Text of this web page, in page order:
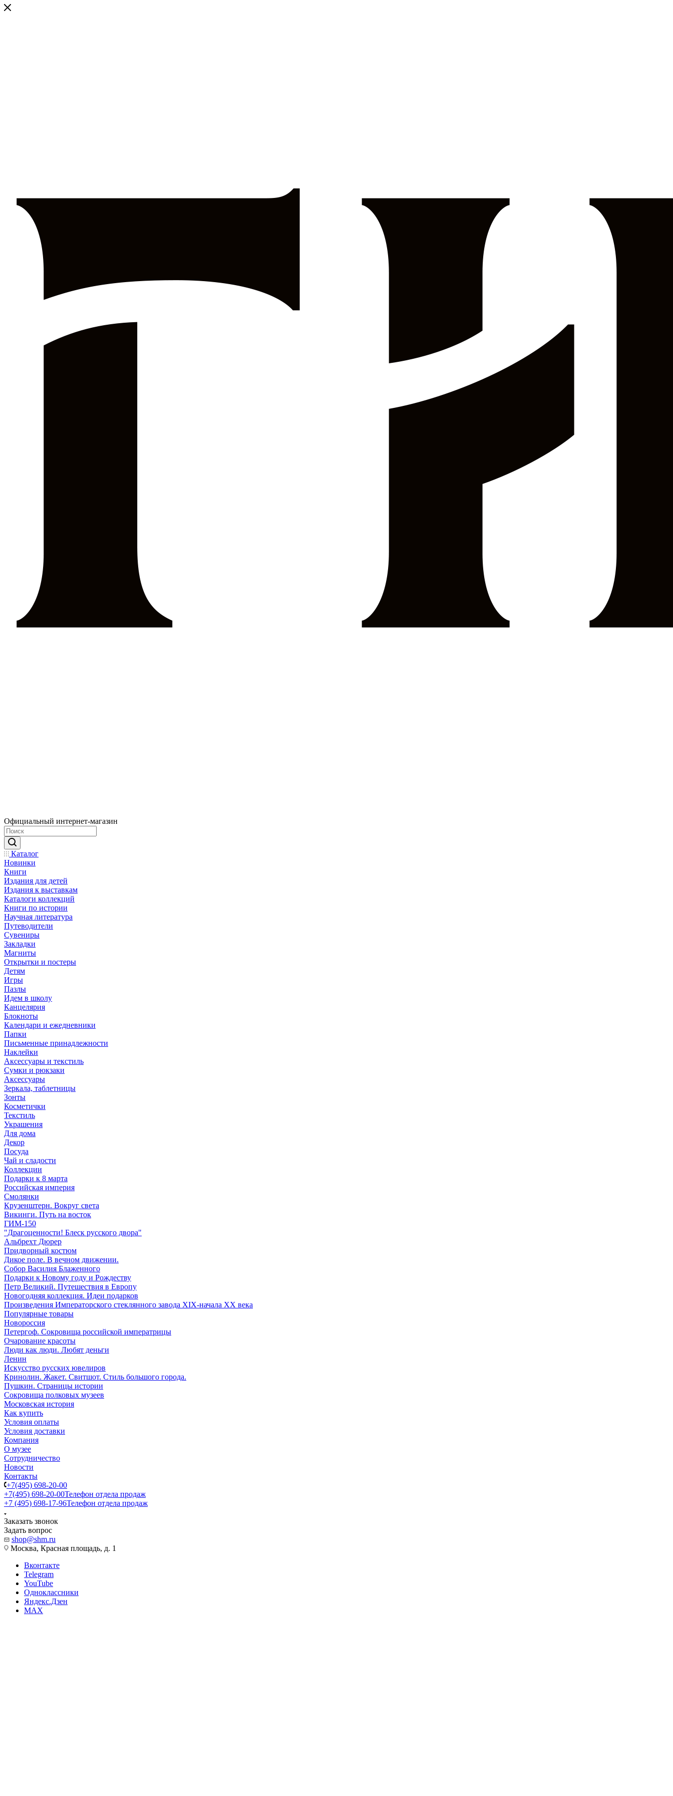
Официальный интернет-магазин
Каталог
Новинки
Книги
Издания для детей
Издания к выставкам
Каталоги коллекций
Книги по истории
Научная литература
Путеводители
Сувениры
Закладки
Магниты
Открытки и постеры
Детям
Игры
Пазлы
Идем в школу
Канцелярия
Блокноты
Календари и ежедневники
Папки
Письменные принадлежности
Наклейки
Аксессуары и текстиль
Сумки и рюкзаки
Аксессуары
Зеркала, таблетницы
Зонты
Косметички
Текстиль
Украшения
Для дома
Декор
Посуда
Чай и сладости
Коллекции
Подарки к 8 марта
Российская империя
Смолянки
Крузенштерн. Вокруг света
Викинги. Путь на восток
ГИМ-150
"Драгоценности! Блеск русского двора"
Альбрехт Дюрер
Придворный костюм
Дикое поле. В вечном движении.
Собор Василия Блаженного
Подарки к Новому году и Рождеству
Петр Великий. Путешествия в Европу
Новогодняя коллекция. Идеи подарков
Произведения Императорского стеклянного завода XIX-начала XX века
Популярные товары
Новороссия
Петергоф. Сокровища российской императрицы
Очарование красоты
Люди как люди. Любят деньги
Ленин
Искусство русских ювелиров
Кринолин. Жакет. Свитшот. Стиль большого города.
Пушкин. Страницы истории
Сокровища полковых музеев
Московская история
Как купить
Условия оплаты
Условия доставки
Компания
О музее
Сотрудничество
Новости
Контакты
+7(495) 698-20-00
+7(495) 698-20-00Телефон отдела продаж
+7 (495) 698-17-96Телефон отдела продаж
Заказать звонок
Задать вопрос
shop@shm.ru
Москва, Красная площадь, д. 1
Вконтакте
Telegram
YouTube
Одноклассники
Яндекс.Дзен
MAX